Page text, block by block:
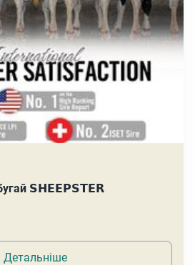
бугай 𝗦𝗛𝗘𝗘𝗣𝗦𝗧𝗘𝗥
Детальніше